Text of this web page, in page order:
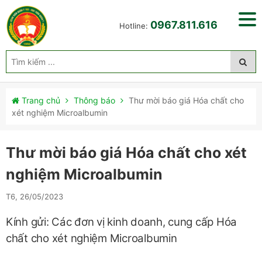
Hotline: 0967.811.616
Trang chủ Thông báo
Thư mời báo giá Hóa chất cho
xét nghiệm Microalbumin
Thư mời báo giá Hóa chất cho xét
nghiệm Microalbumin
T6, 26/05/2023
Kính gửi: Các đơn vị kinh doanh, cung cấp Hóa
chất cho xét nghiệm Microalbumin